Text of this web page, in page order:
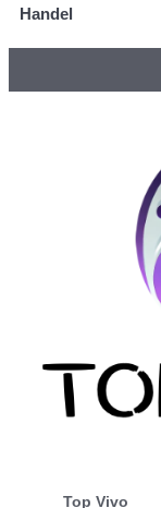
Handel
Top Vivo